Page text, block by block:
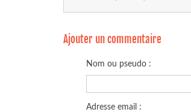
Ajouter un commentaire
Nom ou pseudo :
Adresse email :